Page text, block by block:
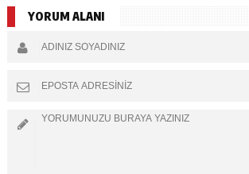
YORUM ALANI